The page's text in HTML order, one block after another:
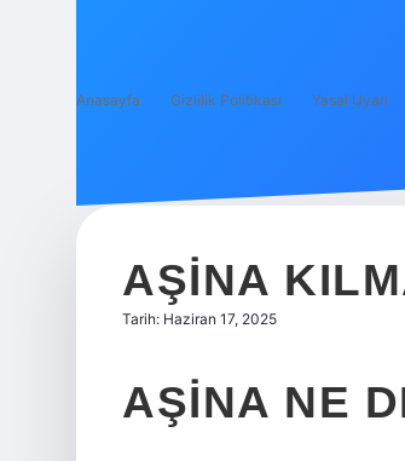
Anasayfa Gizlilik Politikası Yasal Uyarı
AŞINA
Tarih: Haziran 17, 2025
AŞINA NE